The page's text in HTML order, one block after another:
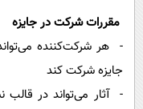
مقررات شرکت در جایزه
جایزه شرکت کند
- آثار می‌تواند در